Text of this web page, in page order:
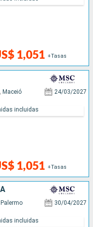
1,051 +Tasas
Maceió 24/03/2027
1,051 +Tasas
incluidas
Palermo 30/04/2027
incluidas